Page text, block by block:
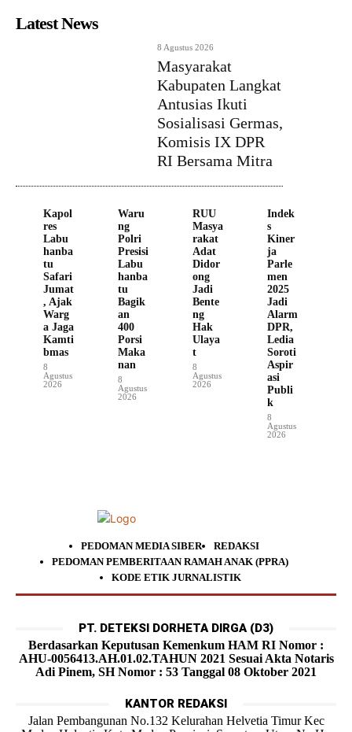
Latest News
8 Agustus 2026
Masyarakat
Kabupaten Langkat
Antusias Ikuti
Sosialisasi Germas,
Komisis IX DPR
RI Bersama Mitra
Kapol
res
Labu
hanba
tu
Safari
Jumat
, Ajak
Warg
a Jaga
Kamti
bmas
8
Agustus
2026
Waru
ng
Polri
Presisi
Labu
hanba
tu
Bagik
an
400
Porsi
Maka
nan
8
Agustus
2026
RUU
Masya
rakat
Adat
Didor
ong
Jadi
Bente
ng
Hak
Ulaya
t
8
Agustus
2026
Indek
s
Kiner
ja
Parle
men
2025
Jadi
Alarm
DPR,
Ledia
Soroti
Aspir
asi
Publi
k
8
Agustus
2026
PEDOMAN MEDIA SIBER
REDAKSI
PEDOMAN PEMBERITAAN RAMAH ANAK (PPRA)
KODE ETIK JURNALISTIK
PT. DETEKSI DORHETA DIRGA (D3)
Berdasarkan Keputusan Kemenkum HAM RI Nomor :
AHU-0056413.AH.01.02.TAHUN 2021 Sesuai Akta Notaris
Adi Pinem, SH Nomor : 53 Tanggal 08 Oktober 2021
KANTOR REDAKSI
Jalan Pembangunan No.132 Kelurahan Helvetia Timur Kec